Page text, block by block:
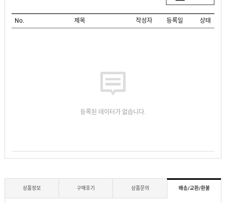
No. 제목 작성자 등록일 상태
등록된 데이터가 없습니다.
상품정보 구매후기 상품문의 배송/교환/환불